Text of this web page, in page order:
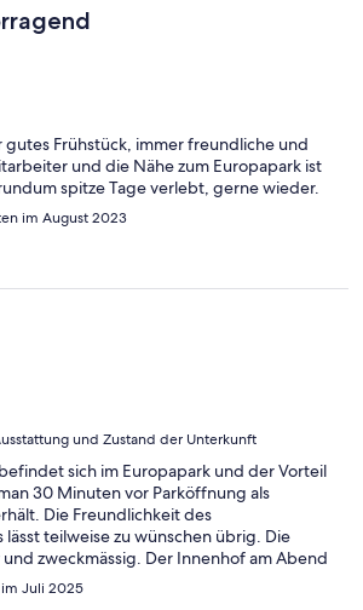
gutes Frühstück, immer freundliche und
und die Nähe zum Europapark ist
spitze Tage verlebt, gerne wieder.
im August 2023
und Zustand der Unterkunft
sich im Europapark und der Vorteil
30 Minuten vor Parköffnung als
Die Freundlichkeit des
lässt teilweise zu wünschen übrig. Die
zweckmässig. Der Innenhof am Abend
Juli 2025